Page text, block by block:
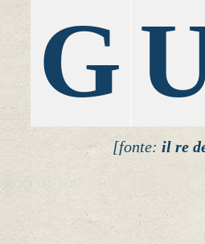
G
[fonte:il re